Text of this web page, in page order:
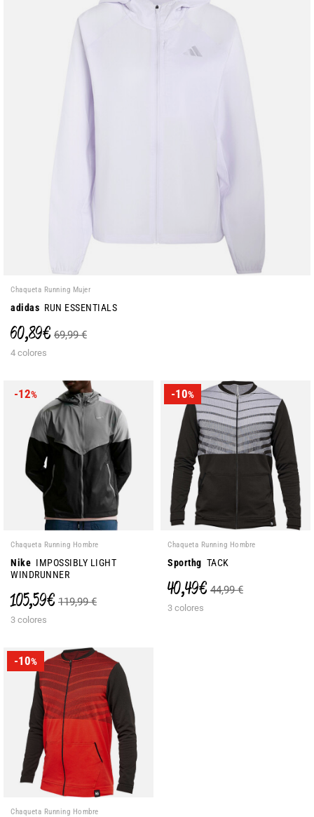
Chaqueta Running Mujer
adidas RUN ESSENTIALS
60,89 € 69,99 €
4 colores
-12%
Chaqueta Running Hombre
Nike IMPOSSIBLY LIGHT
WINDRUNNER
105,59 € 119,99 €
3 colores
-10%
Chaqueta Running Hombre
Sporthg TACK
40,49 € 44,99 €
3 colores
-10%
Chaqueta Running Hombre